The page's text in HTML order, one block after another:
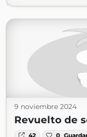
9 noviembre 2024
Revuelto de
42 0